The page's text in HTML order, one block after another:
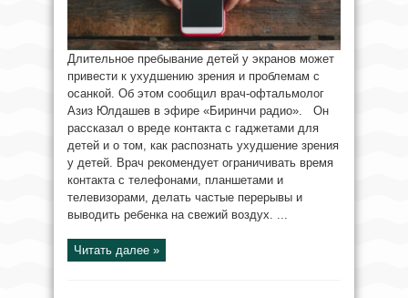
Длительное пребывание детей у экранов может
привести к ухудшению зрения и проблемам с
осанкой. Об этом сообщил врач-офтальмолог
Азиз Юлдашев в эфире «Биринчи радио». Он
рассказал о вреде контакта с гаджетами для
детей и о том, как распознать ухудшение зрения
у детей. Врач рекомендует ограничивать время
контакта с телефонами, планшетами и
телевизорами, делать частые перерывы и
выводить ребенка на свежий воздух. ...
Читать далее »